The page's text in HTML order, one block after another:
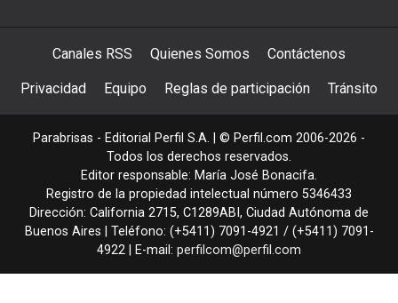
Canales RSS Quienes Somos Contáctenos
Privacidad Equipo Reglas de participación Tránsito
Parabrisas - Editorial Perfil S.A. | © Perfil.com 2006-2026 -
Todos los derechos reservados.
Editor responsable: María José Bonacifa.
Registro de la propiedad intelectual número 5346433
Dirección: California 2715, C1289ABI , Ciudad Autónoma de
Buenos Aires | Teléfono: (+5411) 7091-4921 / (+5411) 7091-
4922 | E-mail: perfilcom@perfil.com